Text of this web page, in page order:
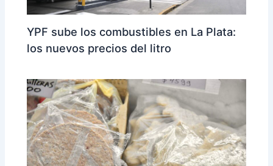
YPF sube los combustibles en La Plata:
los nuevos precios del litro